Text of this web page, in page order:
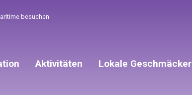
besuchen
Aktivitäten Lokale Geschmäcker